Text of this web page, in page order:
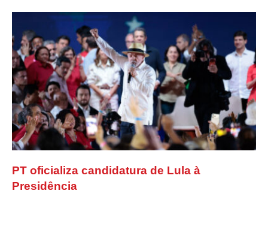
PT oficializa candidatura de Lula à
Presidência